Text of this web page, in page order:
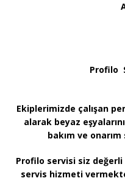
Profilo
Ekiplerimizde çalışan
alarak beyaz
bakım ve
Profilo servisi siz
servis hizmeti